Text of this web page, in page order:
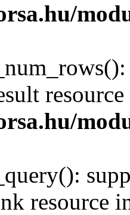
resource